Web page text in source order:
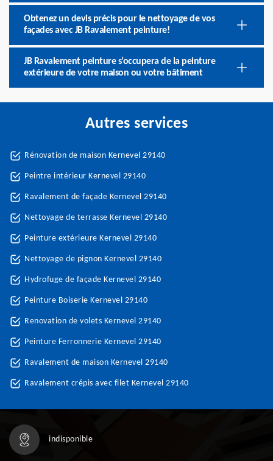
Obtenez un devis précis pour le nettoyage de vos
façades avec JB Ravalement peinture!
JB Ravalement peinture s’occupera de la peinture
extérieure de votre maison ou votre bâtiment
Autres services
Rénovation de maison Kernevel 29140
Peintre intérieur Kernevel 29140
Ravalement de façade Kernevel 29140
Nettoyage de terrasse Kernevel 29140
Peinture extérieure Kernevel 29140
Nettoyage de pignon Kernevel 29140
Hydrofuge de façade Kernevel 29140
Peinture Boiserie Kernevel 29140
Renovation de volets Kernevel 29140
Peinture Ferronnerie Kernevel 29140
Ravalement de maison Kernevel 29140
Ravalement crépis avec filet Kernevel 29140
indisponible